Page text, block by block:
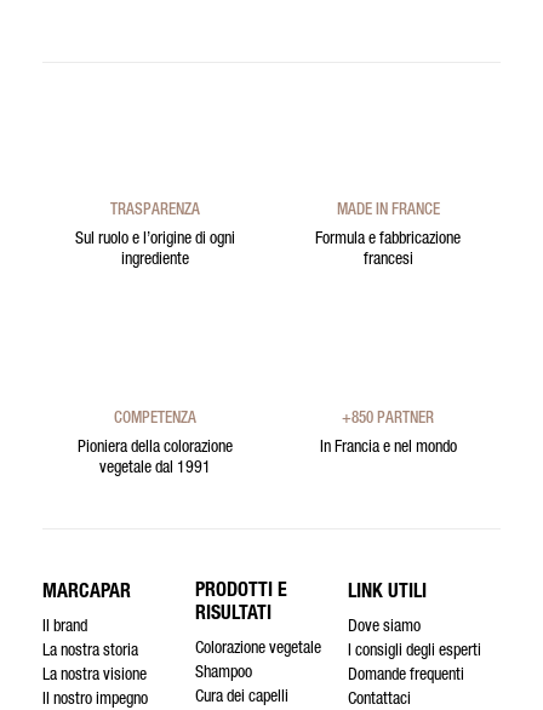
TRASPARENZA
Sul ruolo e l’origine di ogni
ingrediente
MADE IN FRANCE
Formula e fabbricazione
francesi
COMPETENZA
Pioniera della colorazione
vegetale dal 1991
+850 PARTNER
In Francia e nel mondo
MARCAPAR
Il brand
La nostra storia
La nostra visione
Il nostro impegno
PRODOTTI E
RISULTATI
Colorazione vegetale
Shampoo
Cura dei capelli
LINK UTILI
Dove siamo
I consigli degli esperti
Domande frequenti
Contattaci